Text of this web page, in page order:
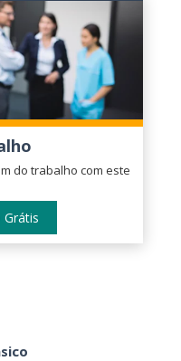
do trabalho com este
Grátis